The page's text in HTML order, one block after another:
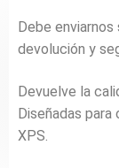
Debe
devolución y
Devuelve la
Diseñadas
XPS.